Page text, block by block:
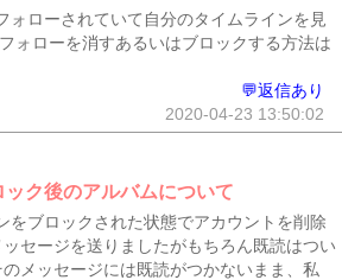
ォローされていて自分のタイムラインを見
ォローを消すあるいはブロックする方法は
💬返信あり
2020-04-23 13:50:02
ック後のアルバムについて
をブロックされた状態でアカウントを削除
セージを送りましたがもちろん既読はつい
メッセージには既読がつかないまま、私